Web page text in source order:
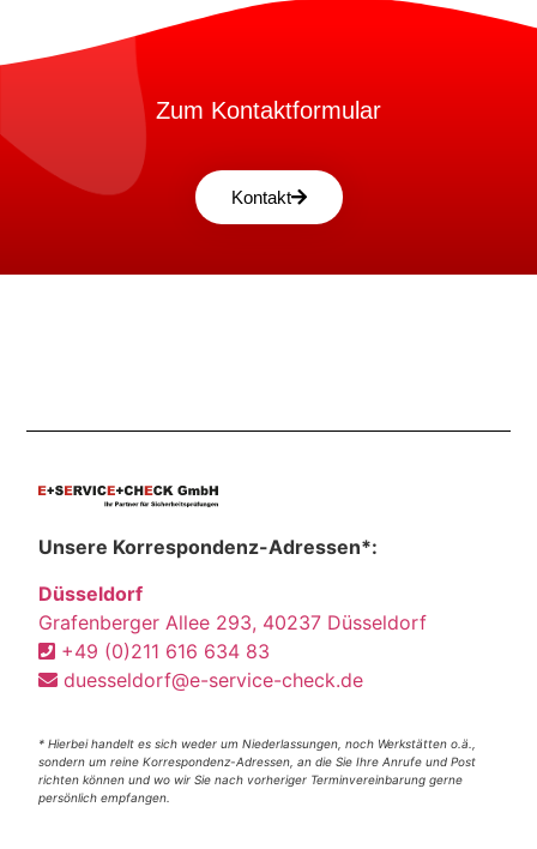
Zum Kontaktformular
Kontakt
Unsere Korrespondenz-Adressen*:
Düsseldorf
Grafenberger Allee 293, 40237 Düsseldorf
+49 (0)211 616 634 83
duesseldorf@e-service-check.de
* Hierbei handelt es sich weder um Niederlassungen, noch Werkstätten o.ä.,
sondern um reine Korrespondenz-Adressen, an die Sie Ihre Anrufe und Post
richten können und wo wir Sie nach vorheriger Terminvereinbarung gerne
persönlich empfangen.